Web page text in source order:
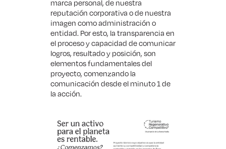
marca personal, de nuestra
reputación corporativa o de nuestra
imagen como administración o
entidad. Por esto, la transparencia en
el proceso y capacidad de comunicar
logros, resultado y posición, son
elementos fundamentales del
proyecto, comenzando la
comunicación desde el minuto 1 de
la acción.